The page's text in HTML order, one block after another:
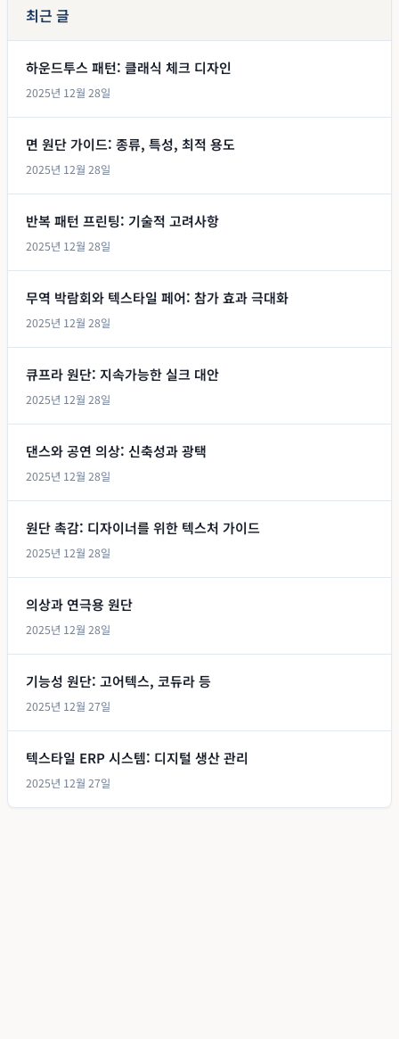
최근 글
하운드투스 패턴: 클래식 체크 디자인
2025년 12월 28일
면 원단 가이드: 종류, 특성, 최적 용도
2025년 12월 28일
반복 패턴 프린팅: 기술적 고려사항
2025년 12월 28일
무역 박람회와 텍스타일 페어: 참가 효과 극대화
2025년 12월 28일
큐프라 원단: 지속가능한 실크 대안
2025년 12월 28일
댄스와 공연 의상: 신축성과 광택
2025년 12월 28일
원단 촉감: 디자이너를 위한 텍스처 가이드
2025년 12월 28일
의상과 연극용 원단
2025년 12월 28일
기능성 원단: 고어텍스, 코듀라 등
2025년 12월 27일
텍스타일 ERP 시스템: 디지털 생산 관리
2025년 12월 27일